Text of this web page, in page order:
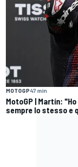
MOTOGP47 min
MotoGP | Martín:
sempre lo stesso e